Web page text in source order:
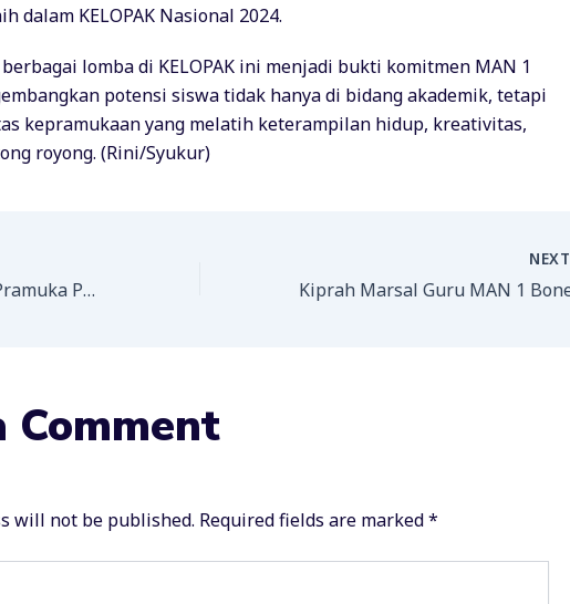
dalam KELOPAK Nasional 2024.
lomba di KELOPAK ini menjadi bukti komitmen MAN 1
potensi siswa tidak hanya di bidang akademik, tetapi
kepramukaan yang melatih keterampilan hidup, kreativitas,
royong. (Rini/Syukur)
Kreativitas Gemilang: Pramuka Putri MAN 1 Bone Sabet Juara 1 Lomba Mural di KELOPAK Nasional 2024
NEXT
Comment
will not be published. Required fields are marked*